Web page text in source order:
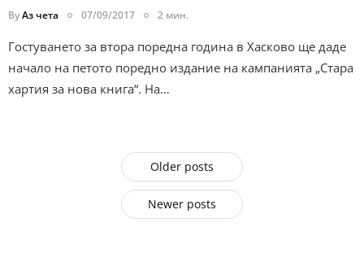
ByАз чета 07/09/2017 2 мин.
Гостуването за втора поредна година в Хасково ще даде
начало на петото поредно издание на кампанията „Стара
хартия за нова книга“. На…
Older posts
Newer posts